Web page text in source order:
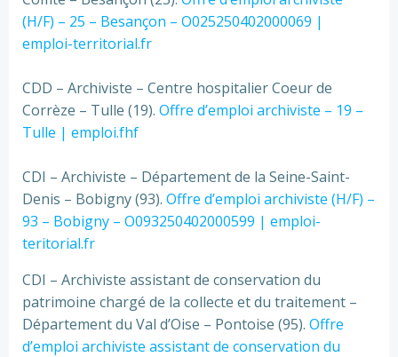
(H/F) – 25 – Besançon – O025250402000069 |
emploi-territorial.fr
CDD – Archiviste – Centre hospitalier Coeur de
Corrèze – Tulle (19). Offre d’emploi archiviste – 19 –
Tulle | emploi.fhf
CDI – Archiviste – Département de la Seine-Saint-
Denis – Bobigny (93). Offre d’emploi archiviste (H/F) –
93 – Bobigny – O093250402000599 | emploi-
teritorial.fr
CDI – Archiviste assistant de conservation du
patrimoine chargé de la collecte et du traitement –
Département du Val d’Oise – Pontoise (95). Offre
d’emploi archiviste assistant de conservation du